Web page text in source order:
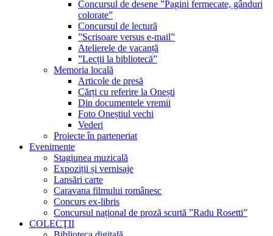
Concursul de desene ”Pagini fermecate, gânduri
colorate”
Concursul de lectură
”Scrisoare versus e-mail”
Atelierele de vacanță
”Lecții la bibliotecă”
Memoria locală
Articole de presă
Cărți cu referire la Onești
Din documentele vremii
Foto Oneștiul vechi
Vederi
Proiecte în parteneriat
Evenimente
Stagiunea muzicală
Expoziții și vernisaje
Lansări carte
Caravana filmului românesc
Concurs ex-libris
Concursul național de proză scurtă ”Radu Rosetti”
COLECŢII